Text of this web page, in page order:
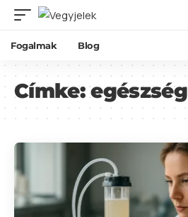
Fogalmak Blog
Címke:egészség